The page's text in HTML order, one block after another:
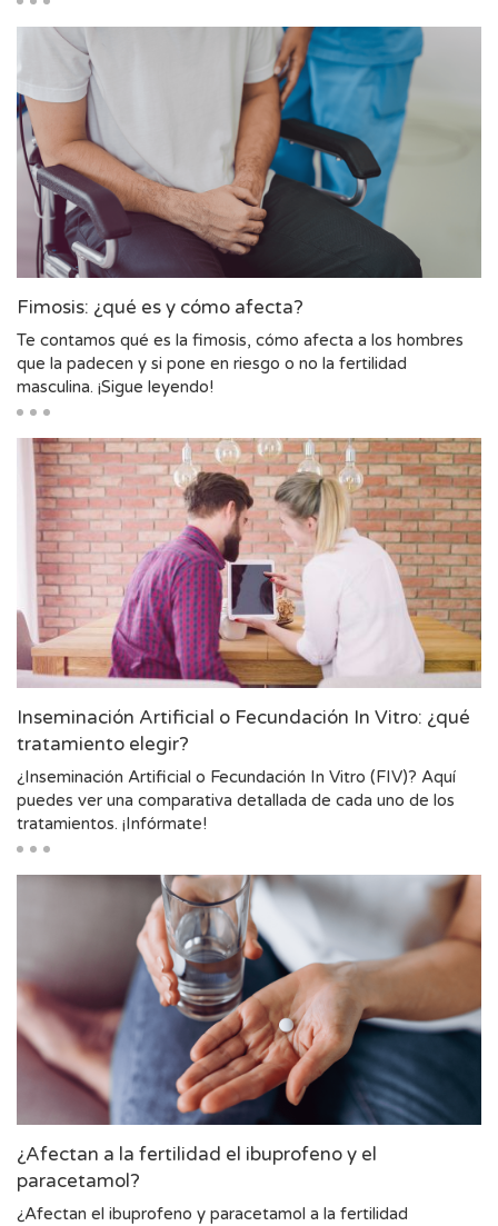
Fimosis: ¿qué es y cómo afecta?
Te contamos qué es la fimosis, cómo afecta a los hombres
que la padecen y si pone en riesgo o no la fertilidad
masculina. ¡Sigue leyendo!
Inseminación Artificial o Fecundación In Vitro: ¿qué
tratamiento elegir?
¿Inseminación Artificial o Fecundación In Vitro (FIV)? Aquí
puedes ver una comparativa detallada de cada uno de los
tratamientos. ¡Infórmate!
¿Afectan a la fertilidad el ibuprofeno y el
paracetamol?
¿Afectan el ibuprofeno y paracetamol a la fertilidad